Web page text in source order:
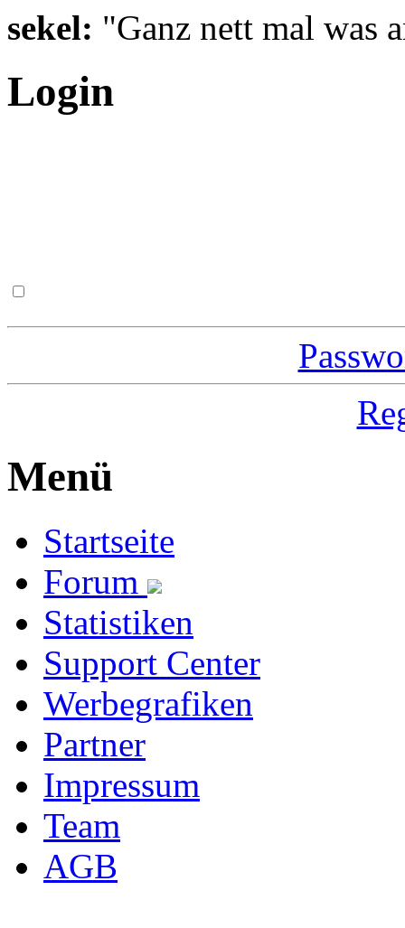
sekel: "Ganz nett mal was
Login
Menü
Startseite
Forum
Statistiken
Support Center
Werbegrafiken
Partner
Impressum
Team
AGB